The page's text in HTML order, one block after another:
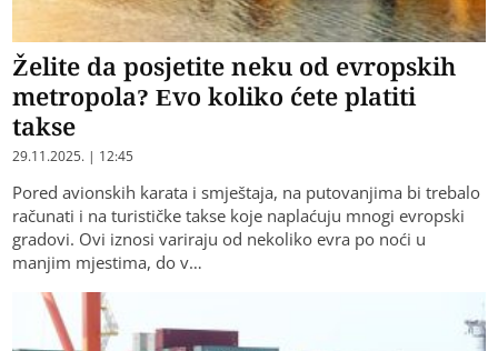
Želite da posjetite neku od evropskih
metropola? Evo koliko ćete platiti
takse
29.11.2025. | 12:45
Pored avionskih karata i smještaja, na putovanjima bi trebalo
računati i na turističke takse koje naplaćuju mnogi evropski
gradovi. Ovi iznosi variraju od nekoliko evra po noći u
manjim mjestima, do v…